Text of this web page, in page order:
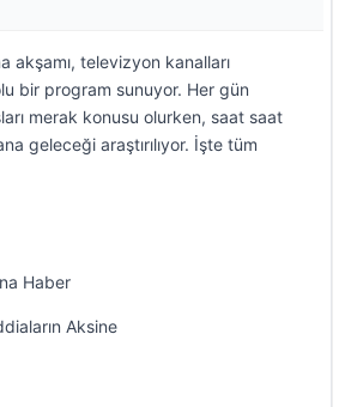
akşamı, televizyon kanalları
bir program sunuyor. Her gün
merak konusu olurken, saat saat
geleceği araştırılıyor. İşte tüm
Haber
Aksine